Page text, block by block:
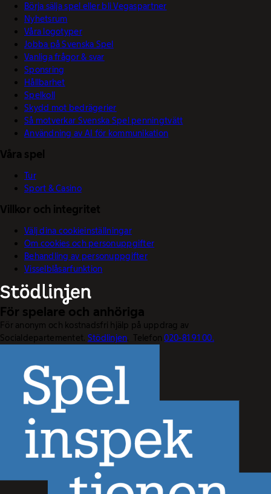
Börja sälja spel eller bli Vegaspartner
Nyhetsrum
Våra logotyper
Jobba på Svenska Spel
Vanliga frågor & svar
Sponsring
Hållbarhet
Spelkoll
Skydd mot bedrägerier
Så motverkar Svenska Spel penningtvätt
Användning av AI för kommunikation
Våra spel
Tur
Sport & Casino
Villkor och integritet
Välj dina cookieinställningar
Om cookies och personuppgifter
Behandling av personuppgifter
Visselblåsarfunktion
För spelare och anhöriga
För anonym och kostnadsfri hjälp på uppdrag av
Socialdepartementet. Stödlinjen. Telefon020-81 91 00.